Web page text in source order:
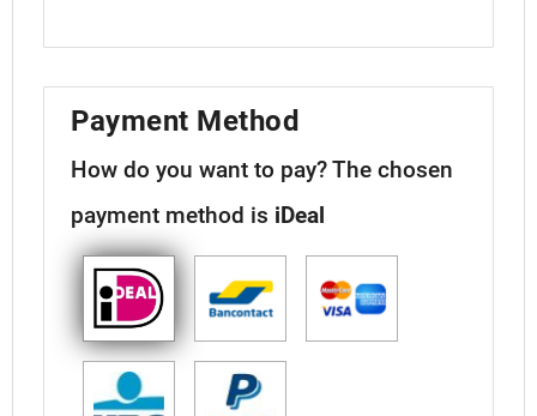
Payment Method
How do you want to pay?The chosen
payment method is iDeal